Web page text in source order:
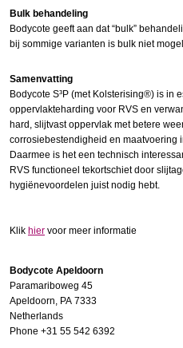
Bulk behandeling
Bodycote geeft aan dat “bulk”
bij sommige varianten is bulk niet
Samenvatting
Bodycote S³P (met Kolsterising®) is in
oppervlakteharding voor RVS en
hard, slijtvast oppervlak met betere
corrosiebestendigheid en maatvoering
Daarmee is het een technisch
RVS functioneel tekortschiet door
hygiënevoordelen juist nodig hebt.
Klik hier voor meer informatie
Bodycote Apeldoorn
Paramariboweg 45
Apeldoorn, PA 7333
Netherlands
Phone +31 55 542 6392